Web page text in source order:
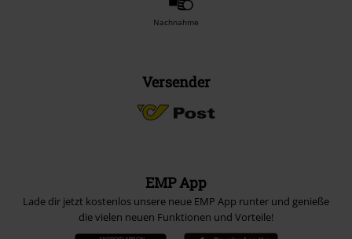
Nachnahme
Versender
EMP App
Lade dir jetzt kostenlos unsere neue EMP App runter und genieße
die vielen neuen Funktionen und Vorteile!